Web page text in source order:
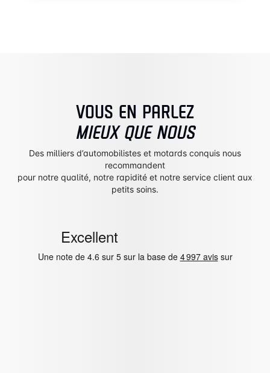
VOUS EN PARLEZ
MIEUX QUE NOUS
Des milliers d’automobilistes et motards conquis nous
recommandent
pour notre qualité, notre rapidité et notre service client aux
petits soins.